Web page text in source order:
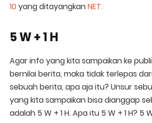
10yang ditayangkanNET.
5 W + 1 H
Agar info yang kita sampaikan ke
bernilai berita, maka tidak terlepas
sebuah berita, apa aja itu? Unsur
yang kita sampaikan bisa dianggap
adalah 5 W + 1 H. Apa itu 5 W + 1 H? 5